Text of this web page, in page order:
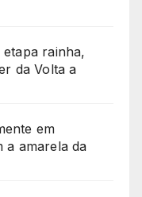
rainha,
da Volta a
em
a amarela da